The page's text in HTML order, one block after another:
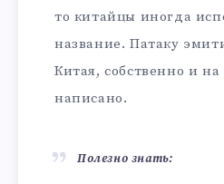
то китайцы иногда
название. Патаку
Китая, собственно и на
написано.
Полезно знать: